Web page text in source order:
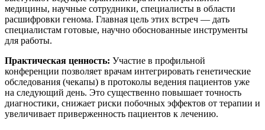
медицины, научные сотрудники, специалисты в области
расшифровки генома. Главная цель этих встреч — дать
специалистам готовые, научно обоснованные инструменты
для работы.
Практическая ценность: Участие в профильной
конференции позволяет врачам интегрировать генетические
обследования (чекапы) в протоколы ведения пациентов уже
на следующий день. Это существенно повышает точность
диагностики, снижает риски побочных эффектов от терапии и
увеличивает приверженность пациентов к лечению.